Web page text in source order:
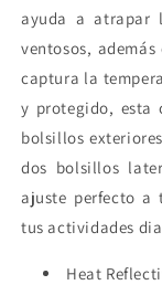
ayuda a atrapar
ventosos,
captura la
y protegido, esta
bolsillos
dos bolsillos
ajuste perfecto a
tus actividades
Heat